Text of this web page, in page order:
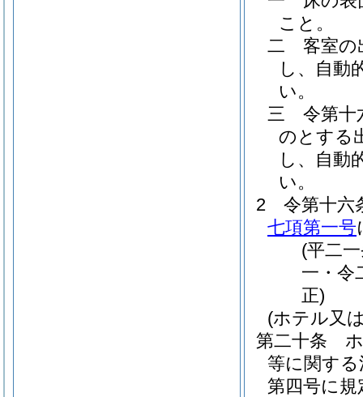
こと。
二
客室の
し、自動
い。
三
令第十
のとする
し、自動
い。
2
令第十六
七項第一号
(平二
一・令
正)
(ホテル又
第二十条
等に関する
第四号に